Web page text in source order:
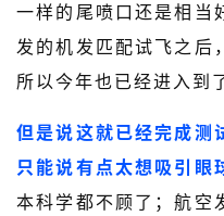
一样的尾喷口还是相当
发的机发匹配试飞之后
所以今年也已经进入到
但是说这就已经完成测
只能说有点太想吸引眼
本科学都不顾了；航空